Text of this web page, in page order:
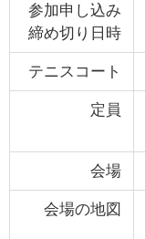
参加申し込み
締め切り日時
テニスコート
定員
会場
会場の地図